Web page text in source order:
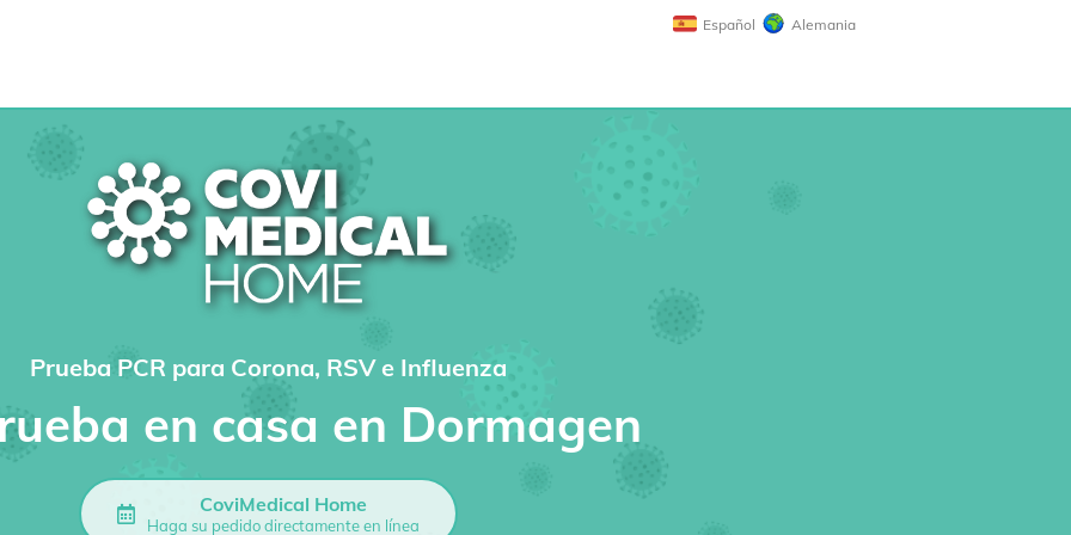
Español Alemania
Prueba PCR para Corona, RSV e Influenza
en casa en Dormagen
CoviMedical Home
Haga su pedido directamente en línea